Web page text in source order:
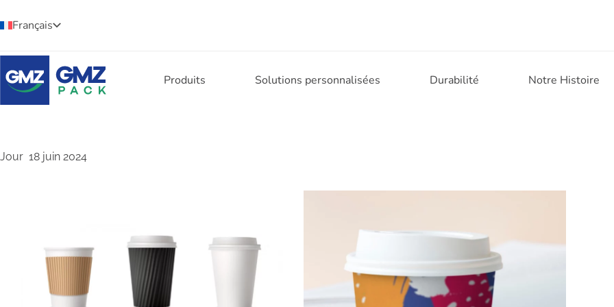
Français
Produits Solutions personnalisées Durabilité Notre Histoire
Jour 18 juin 2024